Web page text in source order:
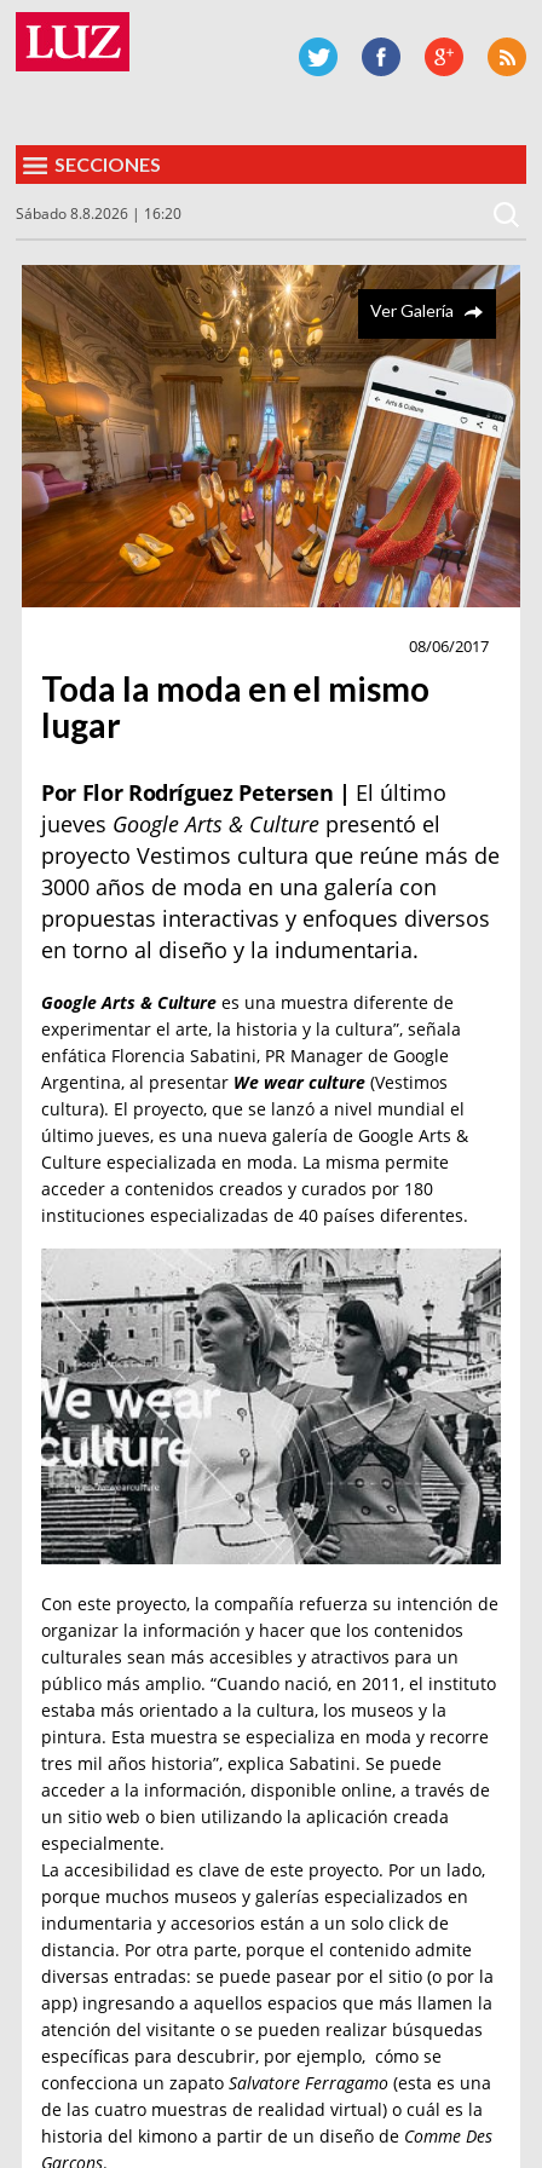
SECCIONES
Sábado 8.8.2026 | 16:20
Ver Galería
08/06/2017
Toda la moda en el mismo
lugar
Por Flor Rodríguez Petersen | El último
jueves Google Arts & Culture presentó el
proyecto Vestimos cultura que reúne más de
3000 años de moda en una galería con
propuestas interactivas y enfoques diversos
en torno al diseño y la indumentaria.
Google Arts & Culture es una muestra diferente de
experimentar el arte, la historia y la cultura”, señala
enfática Florencia Sabatini, PR Manager de Google
Argentina, al presentar We wear culture (Vestimos
cultura). El proyecto, que se lanzó a nivel mundial el
último jueves, es una nueva galería de Google Arts &
Culture especializada en moda. La misma permite
acceder a contenidos creados y curados por 180
instituciones especializadas de 40 países diferentes.
Con este proyecto, la compañía refuerza su intención de
organizar la información y hacer que los contenidos
culturales sean más accesibles y atractivos para un
público más amplio. “Cuando nació, en 2011, el instituto
estaba más orientado a la cultura, los museos y la
pintura. Esta muestra se especializa en moda y recorre
tres mil años historia”, explica Sabatini. Se puede
acceder a la información, disponible online, a través de
un sitio web o bien utilizando la aplicación creada
especialmente.
La accesibilidad es clave de este proyecto. Por un lado,
porque muchos museos y galerías especializados en
indumentaria y accesorios están a un solo click de
distancia. Por otra parte, porque el contenido admite
diversas entradas: se puede pasear por el sitio (o por la
app) ingresando a aquellos espacios que más llamen la
atención del visitante o se pueden realizar búsquedas
específicas para descubrir, por ejemplo, cómo se
confecciona un zapatoSalvatore Ferragamo (esta es una
de las cuatro muestras de realidad virtual) o cuál es la
historia del kimono a partir de un diseño de Comme Des
Garçons.